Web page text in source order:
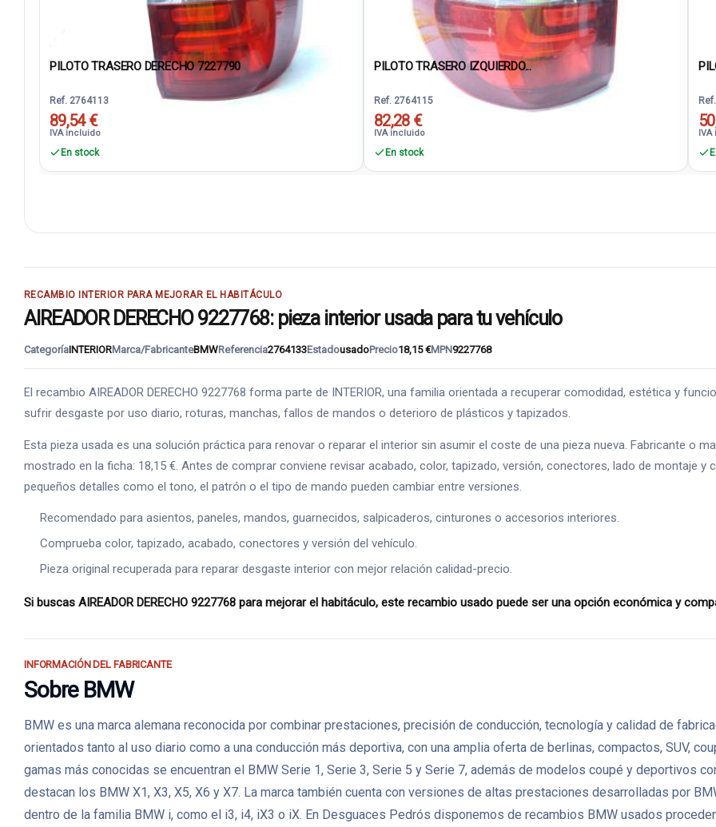
PILOTO TRASERO DERECHO 7227790
Ref. 2764113
89,54 €
IVA incluido
En stock
PILOTO TRASERO IZQUIERDO...
Ref. 2764115
82,28 €
IVA incluido
En stock
RECAMBIO INTERIOR PARA MEJORAR EL HABITÁCULO
AIREADOR DERECHO 9227768: pieza interior usada para tu vehículo
CategoríaINTERIORMarca/FabricanteBMWReferencia2764133EstadousadoPrecio18,15 €MPN9227768
El recambio AIREADOR DERECHO 9227768 forma parte de INTERIOR, una familia orientada a recuperar comodidad, estética y
sufrir desgaste por uso diario, roturas, manchas, fallos de mandos o deterioro de plásticos y tapizados.
Esta pieza usada es una solución práctica para renovar o reparar el interior sin asumir el coste de una pieza nueva. Fabricante o
mostrado en la ficha: 18,15 €. Antes de comprar conviene revisar acabado, color, tapizado, versión, conectores, lado de montaje y
pequeños detalles como el tono, el patrón o el tipo de mando pueden cambiar entre versiones.
Recomendado para asientos, paneles, mandos, guarnecidos, salpicaderos, cinturones o accesorios interiores.
Comprueba color, tapizado, acabado, conectores y versión del vehículo.
Pieza original recuperada para reparar desgaste interior con mejor relación calidad-precio.
Si buscas AIREADOR DERECHO 9227768 para mejorar el habitáculo, este recambio usado puede ser una opción económica y
INFORMACIÓN DEL FABRICANTE
Sobre BMW
BMW es una marca alemana reconocida por combinar prestaciones, precisión de conducción, tecnología y calidad de
orientados tanto al uso diario como a una conducción más deportiva, con una amplia oferta de berlinas, compactos, SUV,
gamas más conocidas se encuentran el BMW Serie 1, Serie 3, Serie 5 y Serie 7, además de modelos coupé y deportivos
destacan los BMW X1, X3, X5, X6 y X7. La marca también cuenta con versiones de altas prestaciones desarrolladas por
dentro de la familia BMW i, como el i3, i4, iX3 o iX. En Desguaces Pedrós disponemos de recambios BMW usados